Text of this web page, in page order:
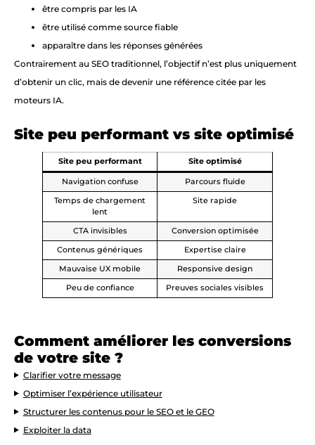
être compris par les IA
être utilisé comme source fiable
apparaître dans les réponses générées
Contrairement au SEO traditionnel, l’objectif n’est plus uniquement
d’obtenir un clic, mais de devenir une référence citée par les
moteurs IA.
Site peu performant vs site optimisé
Site peu performant Site optimisé
Navigation confuse Parcours fluide
Temps de chargement
lent
Site rapide
CTA invisibles Conversion optimisée
Contenus génériques Expertise claire
Mauvaise UX mobile Responsive design
Peu de confiance Preuves sociales visibles
Comment améliorer les conversions
de votre site ?
Clarifier votre message
Optimiser l’expérience utilisateur
Structurer les contenus pour le SEO et le GEO
Exploiter la data